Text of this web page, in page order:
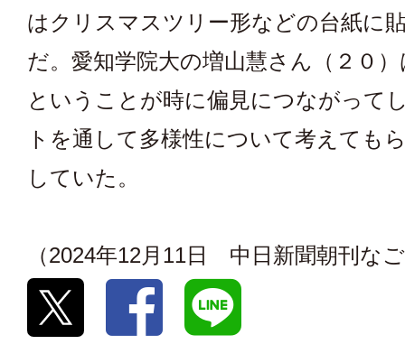
はクリスマスツリー形などの台紙に
だ。愛知学院大の増山慧さん（２０
ということが時に偏見につながって
トを通して多様性について考えても
していた。
（2024年12月11日 中日新聞朝刊な